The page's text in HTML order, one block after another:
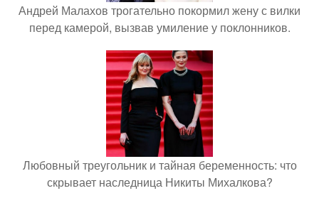
Андрей Малахов трогательно покормил жену с вилки
перед камерой, вызвав умиление у поклонников.
Любовный треугольник и тайная беременность: что
скрывает наследница Никиты Михалкова?